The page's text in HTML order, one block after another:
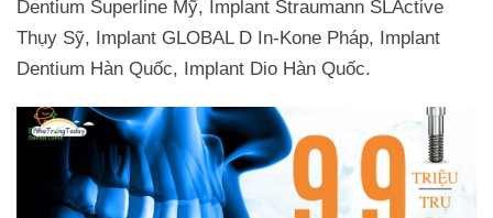
Dentium Superline Mỹ, Implant Straumann SLActive
Thụy Sỹ, Implant GLOBAL D In-Kone Pháp, Implant
Dentium Hàn Quốc, Implant Dio Hàn Quốc.